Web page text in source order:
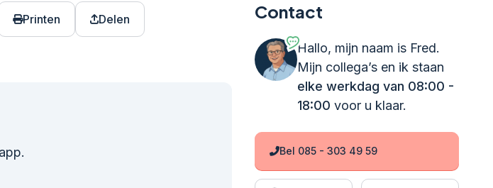
Printen Delen Contact
Hallo, mijn naam is Fred.
Mijn collega’s en ik staan
elke werkdag van 08:00 -
18:00 voor u klaar.
Bel 085 - 303 49 59